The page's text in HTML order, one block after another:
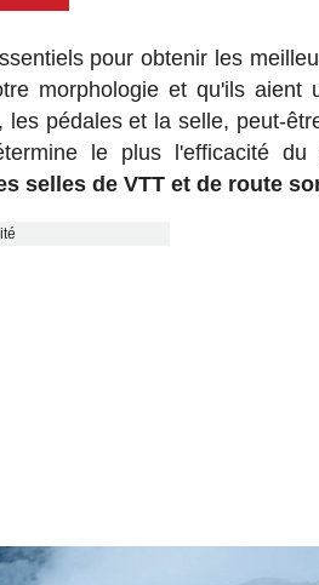
pour obtenir les
morphologie et qu'ils aient
pédales et la selle, peut-
le plus l'efficacité
selles de VTT et de route